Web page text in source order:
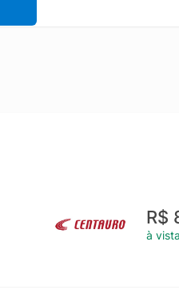
R$
à vista